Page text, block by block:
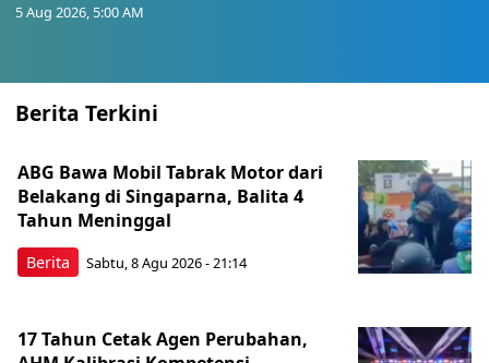
5 Aug 2026, 5:00 AM
Berita Terkini
Berita
ABG Bawa Mobil Tabrak Motor dari
Belakang di Singaparna, Balita 4
Tahun Meninggal
Sabtu, 8 Agu 2026 - 21:14
17 Tahun Cetak Agen Perubahan,